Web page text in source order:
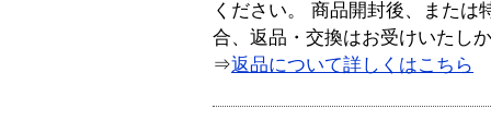
ください。 商品開封後、または
合、返品・交換はお受けいたし
⇒返品について詳しくはこちら